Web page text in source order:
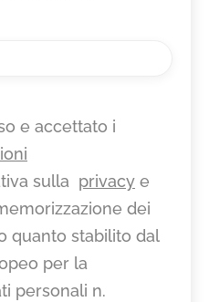
e accettato i
sulla privacy e
dei
quanto stabilito dal
per la
personali n.